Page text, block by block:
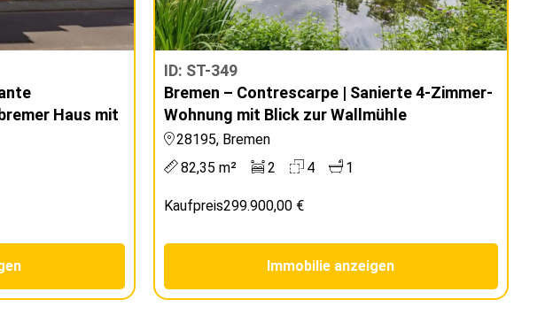
Haus mit
ID: ST-349
Bremen – Contrescarpe | Sanierte 4-Zimmer-
Wohnung mit Blick zur Wallmühle
28195, Bremen
82,35 m²
2 4 1
Kaufpreis299.900,00 €
Immobilie anzeigen